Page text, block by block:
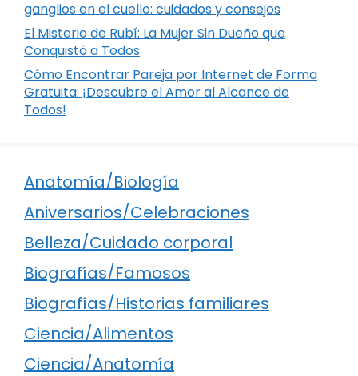
ganglios en el cuello: cuidados y consejos
El Misterio de Rubí: La Mujer Sin Dueño que
Conquistó a Todos
Cómo Encontrar Pareja por Internet de Forma
Gratuita: ¡Descubre el Amor al Alcance de
Todos!
Anatomía/Biología
Aniversarios/Celebraciones
Belleza/Cuidado corporal
Biografías/Famosos
Biografías/Historias familiares
Ciencia/Alimentos
Ciencia/Anatomía